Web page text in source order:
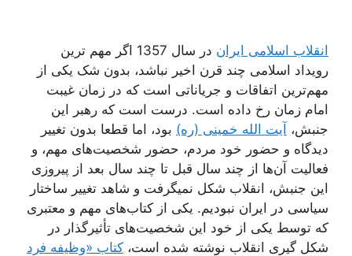
انقلاب اسلامی ایران
در سال 1357 اگر مهم ترین
رویداد اسلامی چند قرن اخیر نباشد، بدون شک یکی از
مهم‌ترین اتفاقات و جریاناتی است که در زمان غیبت
امام زمان رخ داده است. درست است که رهبر این
جنبش، آیت الله خمینی (ره) بود، اما قطعا بدون تغییر
دیدگاه و حضور خود مردم، حضور شخصیت‌های مهم، و
فعالیت آن‌ها از چند سال قبل تا چند سال بعد از پیروزی
این جنبش، انقلاب شکل نمیگرفت و شاهد تغییر ساختار
سیاسی در ایران نبودیم. یکی از کتاب‌های مهم و معتبری
که توسط یکی از خود این شخصیت‌های تأثیرگذار در
شکل گیری انقلاب نوشته شده است، کتاب «وظیفه فرد